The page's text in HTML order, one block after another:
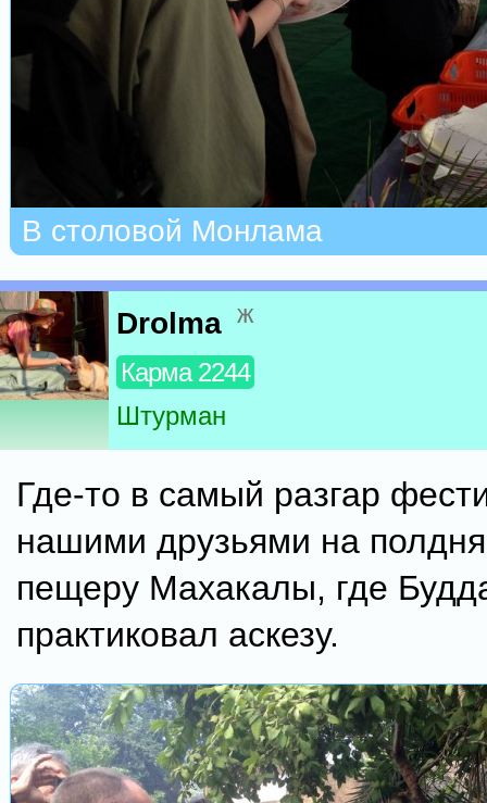
В столовой Монлама
Drolma ж
Карма 2244
Штурман
Где-то в самый разгар
нашими друзьями на
пещеру Махакалы, где
практиковал аскезу.